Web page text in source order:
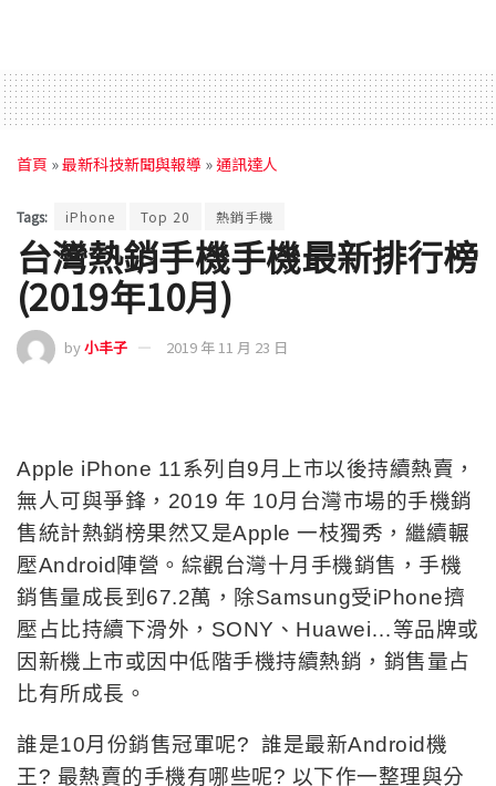
首頁 »最新科技新聞與報導 »通訊達人
Tags: iPhone Top 20 熱銷手機
台灣熱銷手機手機最新排行榜
(2019年10月)
by小丰子 2019 年 11 月 23 日
Apple iPhone 11系列自9月上市以後持續熱賣，
無人可與爭鋒，2019 年 10月台灣市場的手機銷
售統計熱銷榜果然又是Apple 一枝獨秀，繼續輾
壓Android陣營。綜觀台灣十月手機銷售，手機
銷售量成長到67.2萬，除Samsung受iPhone擠
壓占比持續下滑外，SONY、Huawei…等品牌或
因新機上市或因中低階手機持續熱銷，銷售量占
比有所成長。
誰是10月份銷售冠軍呢? 誰是最新Android機
王? 最熱賣的手機有哪些呢? 以下作一整理與分